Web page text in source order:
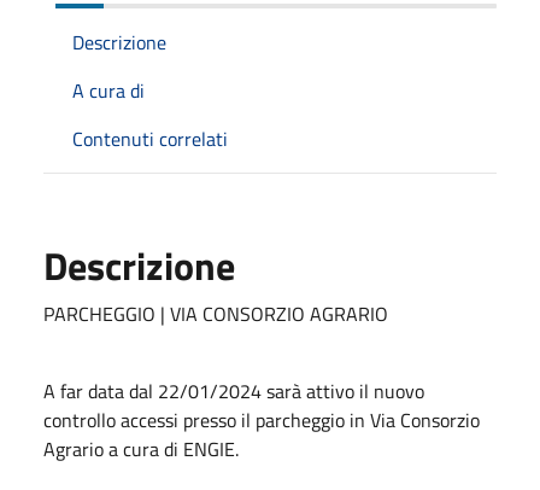
Descrizione
A cura di
Contenuti correlati
Descrizione
PARCHEGGIO | VIA CONSORZIO AGRARIO
A far data dal 22/01/2024 sarà attivo il nuovo
controllo accessi presso il parcheggio in Via Consorzio
Agrario a cura di ENGIE.